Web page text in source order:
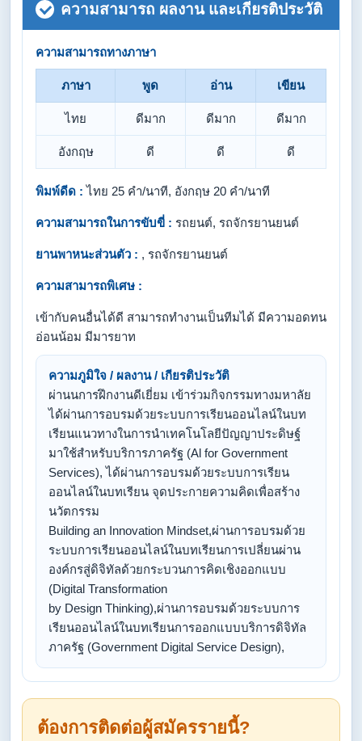
ความสามารถ ผลงาน และเกียรติประวัติ
ความสามารถทางภาษา
ภาษา พูด อ่าน เขียน
ไทย ดีมาก ดีมาก ดีมาก
อังกฤษ ดี ดี ดี
พิมพ์ดีด : ไทย 25 คำ/นาที, อังกฤษ 20 คำ/นาที
ความสามารถในการขับขี่ : รถยนต์, รถจักรยานยนต์
ยานพาหนะส่วนตัว : , รถจักรยานยนต์
ความสามารถพิเศษ :
เข้ากับคนอื่นได้ดี สามารถทำงานเป็นทีมได้ มีความอดทน
อ่อนน้อม มีมารยาท
ความภูมิใจ / ผลงาน / เกียรติประวัติ
ผ่านนการฝึกงานดีเยี่ยม เข้าร่วมกิจกรรมทางมหาลัย
ได้ผ่านการอบรมด้วยระบบการเรียนออนไลน์ในบท
เรียนแนวทางในการนำเทคโนโลยีปัญญาประดิษฐ์
มาใช้สำหรับบริการภาครัฐ (Al for Government
Services), ได้ผ่านการอบรมด้วยระบบการเรียน
ออนไลน์ในบทเรียน จุดประกายความคิดเพื่อสร้าง
นวัตกรรม
Building an Innovation Mindset,ผ่านการอบรมด้วย
ระบบการเรียนออนไลน์ในบทเรียนการเปลี่ยนผ่าน
องค์กรสู่ดิจิทัลด้วยกระบวนการคิดเชิงออกแบบ
(Digital Transformation
by Design Thinking),ผ่านการอบรมด้วยระบบการ
เรียนออนไลน์ในบทเรียนการออกแบบบริการดิจิทัล
ภาครัฐ (Government Digital Service Design),
ต้องการติดต่อผู้สมัครรายนี้?